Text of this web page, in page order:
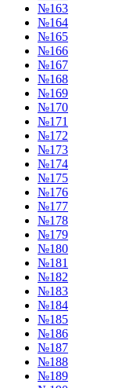
№163
№164
№165
№166
№167
№168
№169
№170
№171
№172
№173
№174
№175
№176
№177
№178
№179
№180
№181
№182
№183
№184
№185
№186
№187
№188
№189